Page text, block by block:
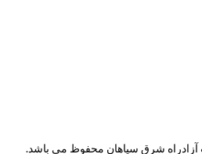
شرق سپاهان محفوظ می باشد.